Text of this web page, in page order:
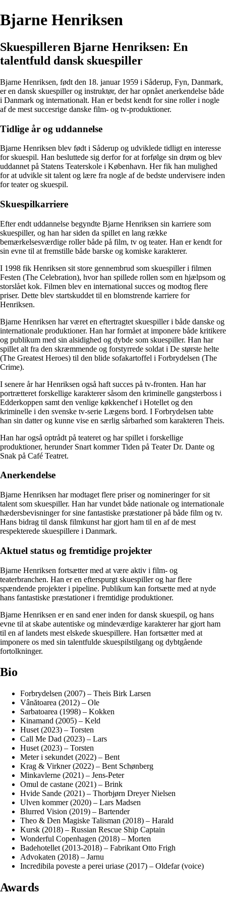
Bjarne Henriksen
Skuespilleren Bjarne Henriksen: En
talentfuld dansk skuespiller
Bjarne Henriksen, født den 18. januar 1959 i Såderup, Fyn, Danmark,
er en dansk skuespiller og instruktør, der har opnået anerkendelse både
i Danmark og internationalt. Han er bedst kendt for sine roller i nogle
af de mest succesrige danske film- og tv-produktioner.
Tidlige år og uddannelse
Bjarne Henriksen blev født i Såderup og udviklede tidligt en interesse
for skuespil. Han besluttede sig derfor for at forfølge sin drøm og blev
uddannet på Statens Teaterskole i København. Her fik han mulighed
for at udvikle sit talent og lære fra nogle af de bedste undervisere inden
for teater og skuespil.
Skuespilkarriere
Efter endt uddannelse begyndte Bjarne Henriksen sin karriere som
skuespiller, og han har siden da spillet en lang række
bemærkelsesværdige roller både på film, tv og teater. Han er kendt for
sin evne til at fremstille både barske og komiske karakterer.
I 1998 fik Henriksen sit store gennembrud som skuespiller i filmen
Festen (The Celebration), hvor han spillede rollen som en hjælpsom og
storslået kok. Filmen blev en international succes og modtog flere
priser. Dette blev startskuddet til en blomstrende karriere for
Henriksen.
Bjarne Henriksen har været en eftertragtet skuespiller i både danske og
internationale produktioner. Han har formået at imponere både kritikere
og publikum med sin alsidighed og dybde som skuespiller. Han har
spillet alt fra den skræmmende og forstyrrede soldat i De største helte
(The Greatest Heroes) til den blide sofakartoffel i Forbrydelsen (The
Crime).
I senere år har Henriksen også haft succes på tv-fronten. Han har
portrætteret forskellige karakterer såsom den kriminelle gangsterboss i
Edderkoppen samt den venlige køkkenchef i Hotellet og den
kriminelle i den svenske tv-serie Lægens bord. I Forbrydelsen tabte
han sin datter og kunne vise en særlig sårbarhed som karakteren Theis.
Han har også optrådt på teateret og har spillet i forskellige
produktioner, herunder Snart kommer Tiden på Teater Dr. Dante og
Snak på Café Teatret.
Anerkendelse
Bjarne Henriksen har modtaget flere priser og nomineringer for sit
talent som skuespiller. Han har vundet både nationale og internationale
hædersbevisninger for sine fantastiske præstationer på både film og tv.
Hans bidrag til dansk filmkunst har gjort ham til en af de mest
respekterede skuespillere i Danmark.
Aktuel status og fremtidige projekter
Bjarne Henriksen fortsætter med at være aktiv i film- og
teaterbranchen. Han er en efterspurgt skuespiller og har flere
spændende projekter i pipeline. Publikum kan fortsætte med at nyde
hans fantastiske præstationer i fremtidige produktioner.
Bjarne Henriksen er en sand ener inden for dansk skuespil, og hans
evne til at skabe autentiske og mindeværdige karakterer har gjort ham
til en af landets mest elskede skuespillere. Han fortsætter med at
imponere os med sin talentfulde skuespilstilgang og dybtgående
fortolkninger.
Bio
Forbrydelsen (2007) – Theis Birk Larsen
Vânătoarea (2012) – Ole
Sarbatoarea (1998) – Kokken
Kinamand (2005) – Keld
Huset (2023) – Torsten
Call Me Dad (2023) – Lars
Huset (2023) – Torsten
Meter i sekundet (2022) – Bent
Krag & Virkner (2022) – Bent Schønberg
Minkavlerne (2021) – Jens-Peter
Omul de castane (2021) – Brink
Hvide Sande (2021) – Thorbjørn Dreyer Nielsen
Ulven kommer (2020) – Lars Madsen
Blurred Vision (2019) – Bartender
Theo & Den Magiske Talisman (2018) – Harald
Kursk (2018) – Russian Rescue Ship Captain
Wonderful Copenhagen (2018) – Morten
Badehotellet (2013-2018) – Fabrikant Otto Frigh
Advokaten (2018) – Jarnu
Incredibila poveste a perei uriase (2017) – Oldefar (voice)
Awards